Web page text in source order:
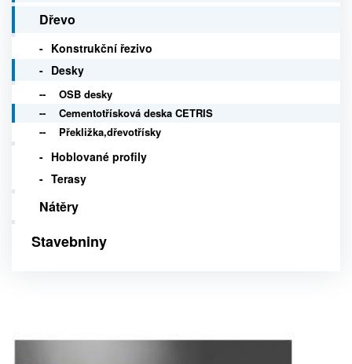
Dřevo
Konstrukční řezivo
Desky
OSB desky
Cementotřísková deska CETRIS
Překližka,dřevotřísky
Hoblované profily
Terasy
Nátěry
Stavebniny